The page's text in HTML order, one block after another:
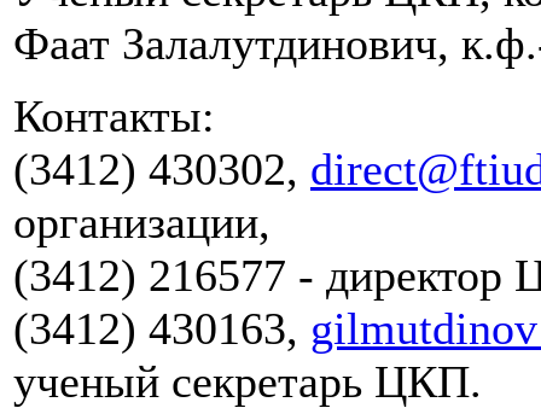
Фаат Залалутдинович,
Контакты:
(3412) 430302,
организации,
(3412) 216577 - директор
(3412) 430163,
ученый секретарь ЦКП.